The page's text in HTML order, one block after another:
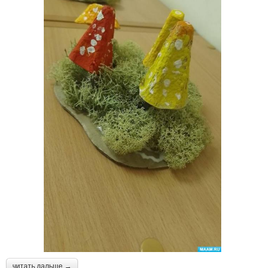
читать дальше →